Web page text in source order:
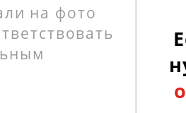
на фото